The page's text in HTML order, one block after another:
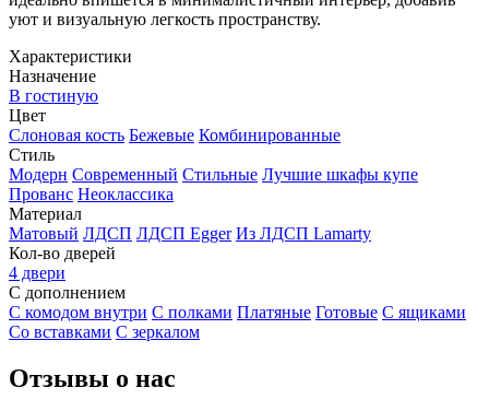
уют и визуальную легкость пространству.
Характеристики
Назначение
В гостиную
Цвет
Слоновая кость Бежевые Комбинированные
Стиль
Модерн Современный Стильные Лучшие шкафы купе
Прованс Неоклассика
Материал
Матовый ЛДСП ЛДСП Egger Из ЛДСП Lamarty
Кол-во дверей
4 двери
С дополнением
С комодом внутри С полками Платяные Готовые С ящиками
Со вставками С зеркалом
Отзывы о нас